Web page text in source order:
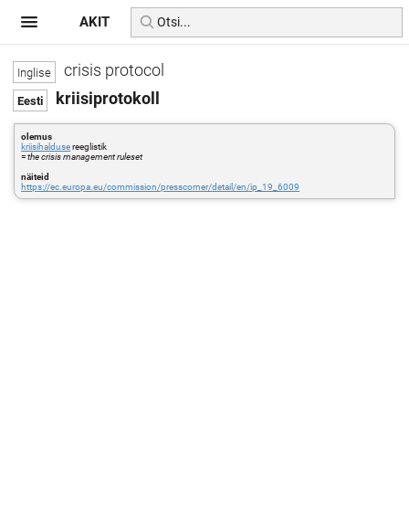
crisis protocol
kriisiprotokoll
olemus
kriisihaldusereeglistik
=the crisis management ruleset
näiteid
https://ec.europa.eu/commission/presscorner/detail/en/ip_19_6009
AKIT